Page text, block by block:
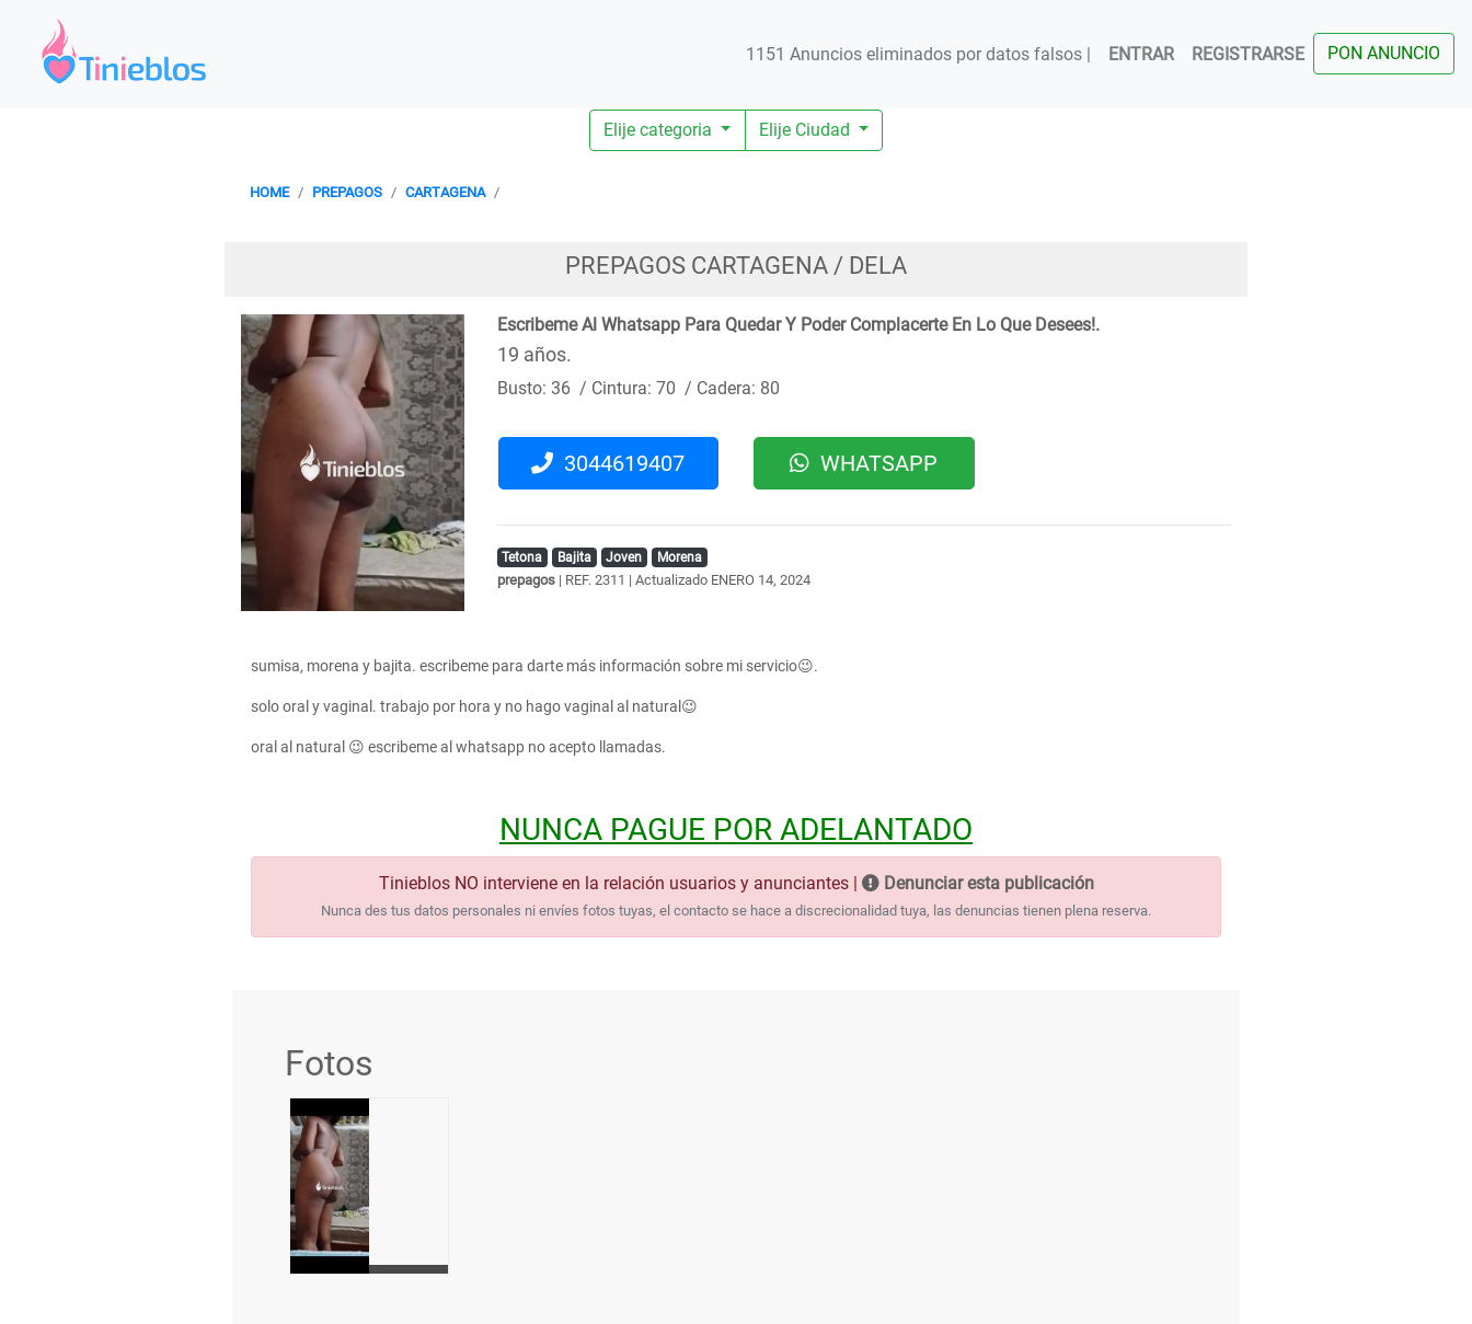
1151 Anuncios eliminados por datos falsos | ENTRAR REGISTRARSE PON ANUNCIO
Elije categoria Elije Ciudad
HOME PREPAGOS CARTAGENA
PREPAGOS CARTAGENA / DELA
Escribeme Al Whatsapp Para Quedar Y Poder Complacerte En Lo Que Desees!.
19 años.
Busto: 36 / Cintura: 70 / Cadera: 80
3044619407 WHATSAPP
Tetona Bajita Joven Morena
prepagos| REF. 2311 | Actualizado ENERO 14, 2024
sumisa, morena y bajita. escribeme para darte más información sobre mi servicio😉.
solo oral y vaginal. trabajo por hora y no hago vaginal al natural😉
oral al natural 😉 escribeme al whatsapp no acepto llamadas.
NUNCA PAGUE POR ADELANTADO
Tinieblos NO interviene en la relación usuarios y anunciantes | Denunciar esta publicación
Nunca des tus datos personales ni envíes fotos tuyas, el contacto se hace a discrecionalidad tuya, las denuncias tienen plena reserva.
Fotos